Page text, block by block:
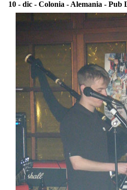
10 - dic - Colonia - Alemania - Pub